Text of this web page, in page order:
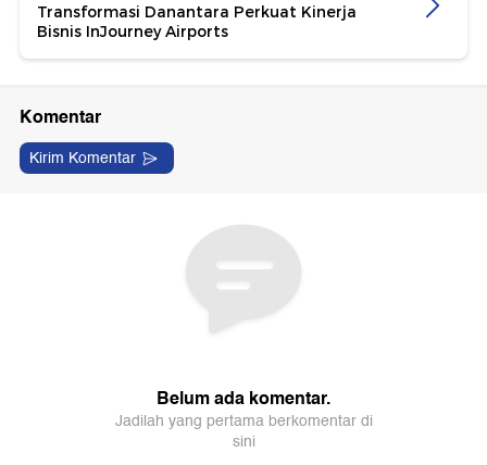
Transformasi Danantara Perkuat Kinerja
Bisnis InJourney Airports